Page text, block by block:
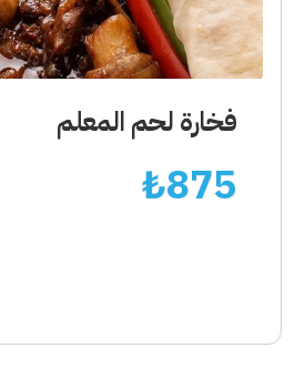
فخارة لحم المعلم
875
₺